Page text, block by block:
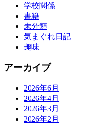
学校関係
書籍
未分類
気まぐれ日記
趣味
アーカイブ
2026年6月
2026年4月
2026年3月
2026年2月